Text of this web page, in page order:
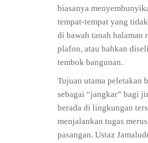
biasanya
tempat-tempat yang
di bawah tanah halaman
plafon, atau bahkan
tembok bangunan.
Tujuan utama peletakan
sebagai “jangkar” bagi
berada di lingkungan
menjalankan tugas
pasangan. Ustaz